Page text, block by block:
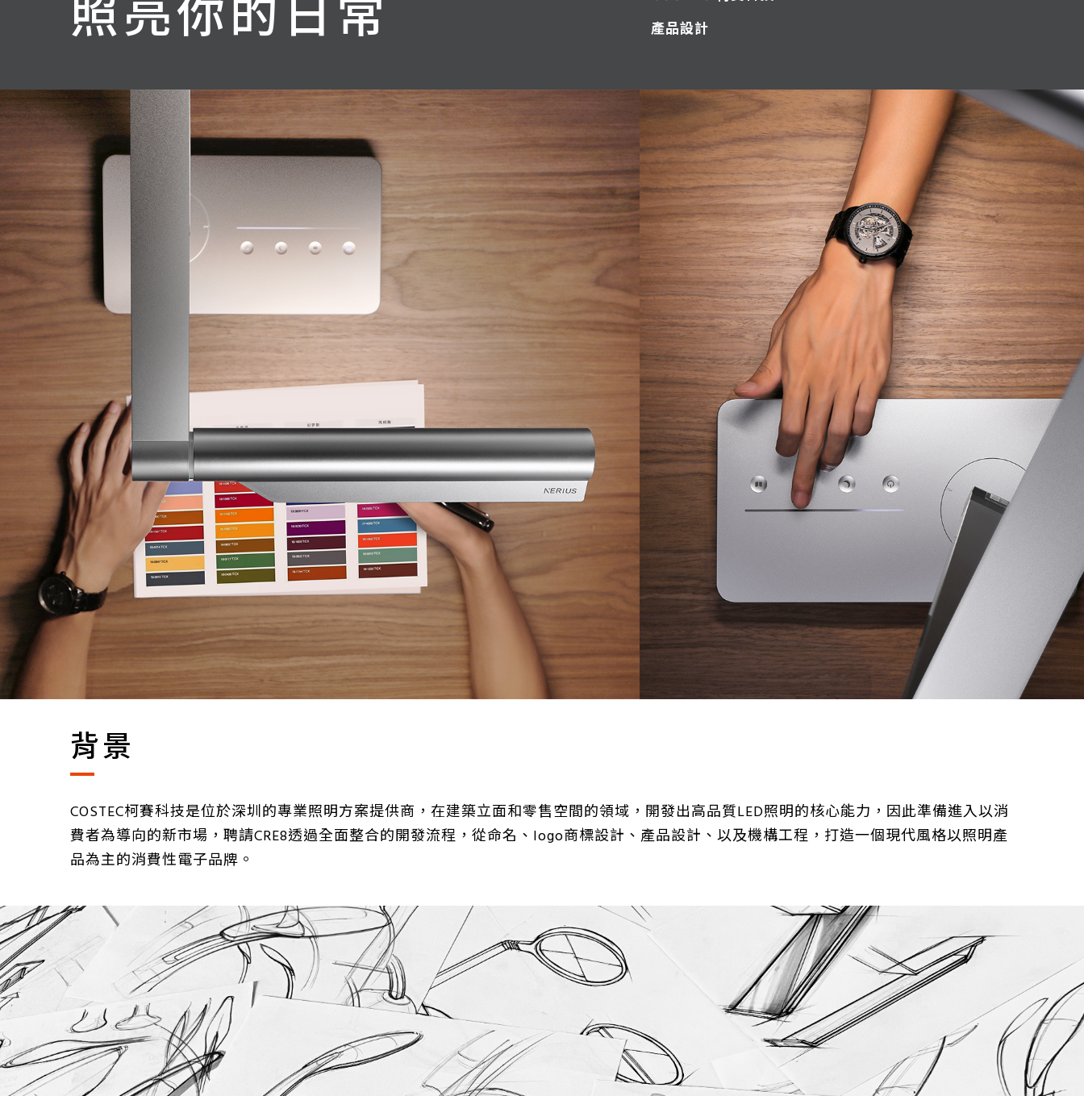
照亮你的日常 產品設計
背景
COSTEC柯賽科技是位於深圳的專業照明方案提供商，在建築立面和零售空間的領域，開發出高品質LED照明的核心能力，因此準備進入以消
費者為導向的新市場，聘請CRE8透過全面整合的開發流程，從命名、logo商標設計、產品設計、以及機構工程，打造一個現代風格以照明產
品為主的消費性電子品牌。